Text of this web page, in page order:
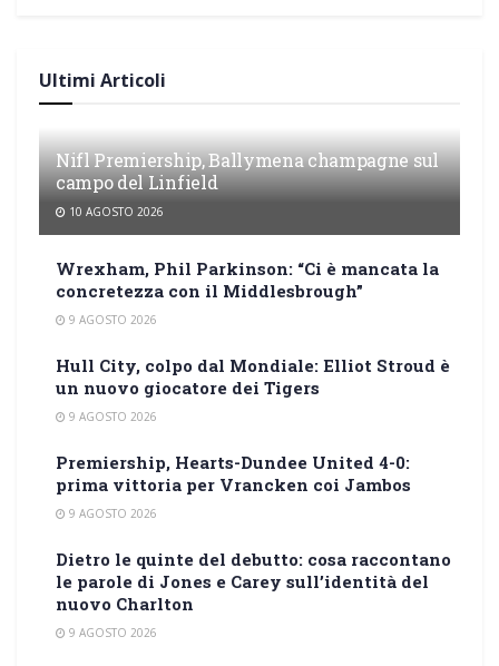
Ultimi Articoli
Nifl Premiership, Ballymena champagne sul
campo del Linfield
10 AGOSTO 2026
Wrexham, Phil Parkinson: “Ci è mancata la
concretezza con il Middlesbrough”
9 AGOSTO 2026
Hull City, colpo dal Mondiale: Elliot Stroud è
un nuovo giocatore dei Tigers
9 AGOSTO 2026
Premiership, Hearts-Dundee United 4-0:
prima vittoria per Vrancken coi Jambos
9 AGOSTO 2026
Dietro le quinte del debutto: cosa raccontano
le parole di Jones e Carey sull’identità del
nuovo Charlton
9 AGOSTO 2026